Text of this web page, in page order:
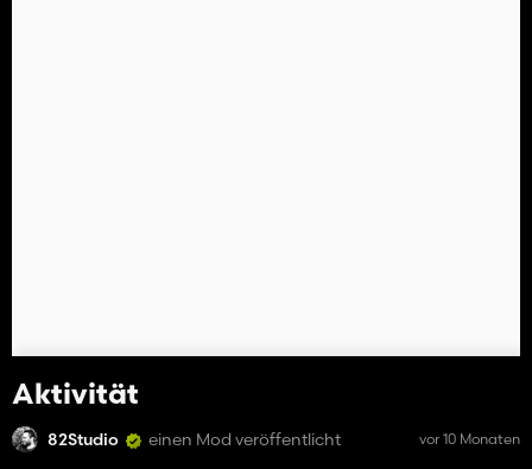
Aktivität
82Studio einen Mod veröffentlicht vor 10 Monaten